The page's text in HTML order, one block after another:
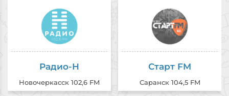
Радио-Н
Новочеркасск 102,6 FM
Старт FM
Саранск 104,5 FM